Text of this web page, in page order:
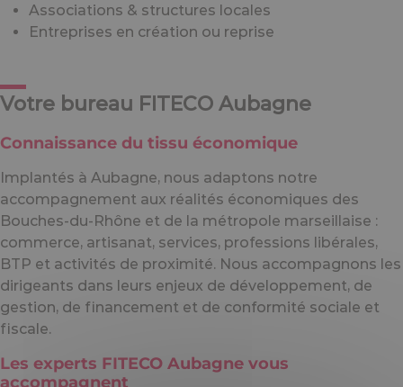
Associations & structures locales
Entreprises en création ou reprise
Votre bureau FITECO Aubagne
Connaissance du tissu économique
Implantés à Aubagne, nous adaptons notre
accompagnement aux réalités économiques des
Bouches-du-Rhône et de la métropole marseillaise :
commerce, artisanat, services, professions libérales,
BTP et activités de proximité. Nous accompagnons les
dirigeants dans leurs enjeux de développement, de
gestion, de financement et de conformité sociale et
fiscale.
Les experts FITECO Aubagne vous
accompagnent